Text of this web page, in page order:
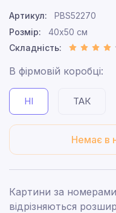
Артикул:
PBS52270
Розмір:
40x50 см
Складність:
В фірмовій коробці:
НІ ТАК
Немає в
Картини за
відрізняються